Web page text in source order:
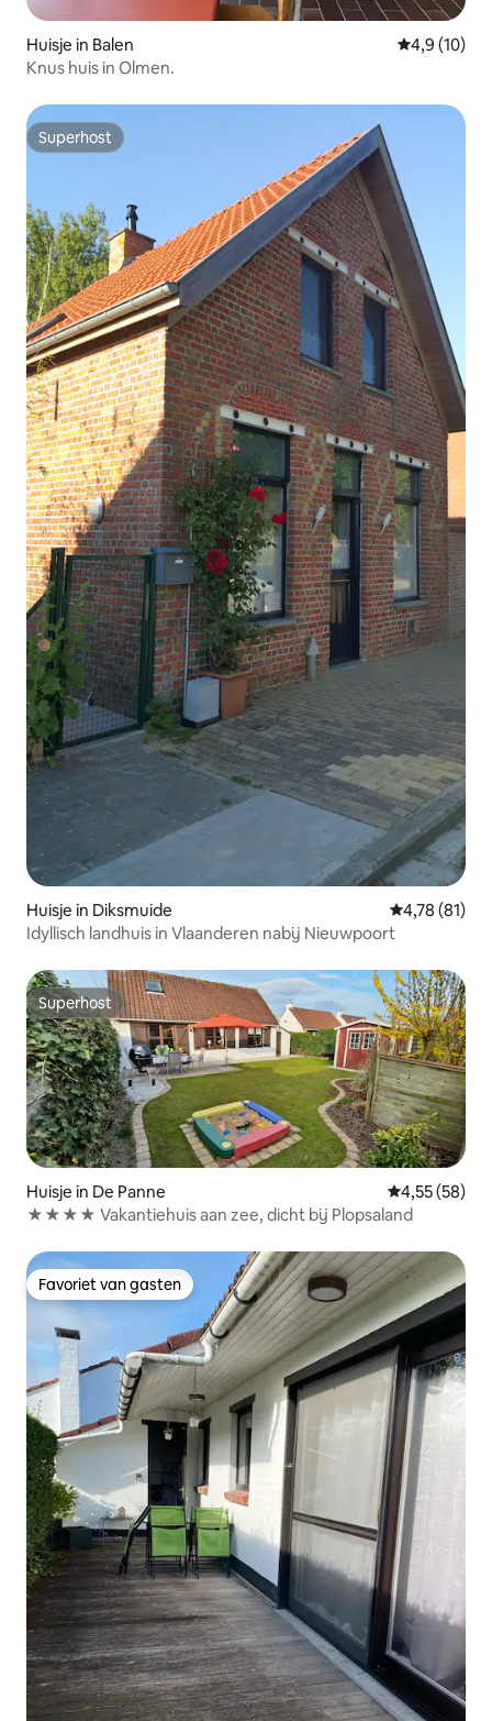
Huisje in Balen
4,9 (10)
Knus huis in Olmen.
Superhost
Superhost
Huisje in Diksmuide Gemiddelde
4,78 (81)
Idyllisch landhuis in Vlaanderen nabij Nieuwpoort
Superhost
Superhost
Huisje in De Panne Gemiddelde
4,55 (58)
★★★★ Vakantiehuis aan zee, dicht bij Plopsaland
Favoriet van gasten
Favoriet van gasten